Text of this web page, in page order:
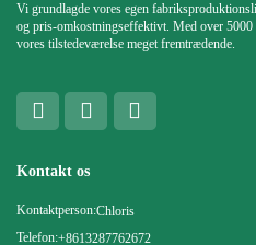
Vi grundlagde vores egen
og pris-omkostningseffektivt. Med over 5000
vores tilstedeværelse meget fremtrædende.
Kontakt os
Kontaktperson:Chloris
Telefon:+8613287762672